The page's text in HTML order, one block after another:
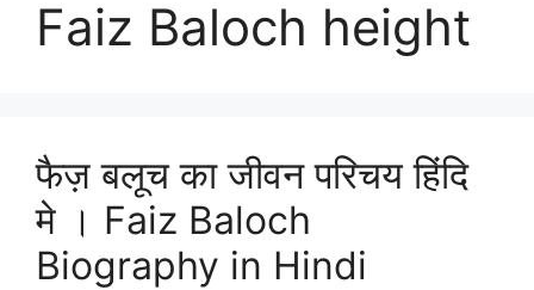
Faiz Baloch height
फैज़ बलूच का जीवन परिचय हिंदि
मे । Faiz Baloch
Biography in Hindi